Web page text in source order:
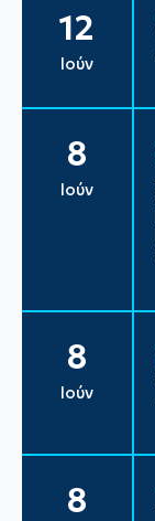
12
Ιούν
8
Ιούν
8
Ιούν
8